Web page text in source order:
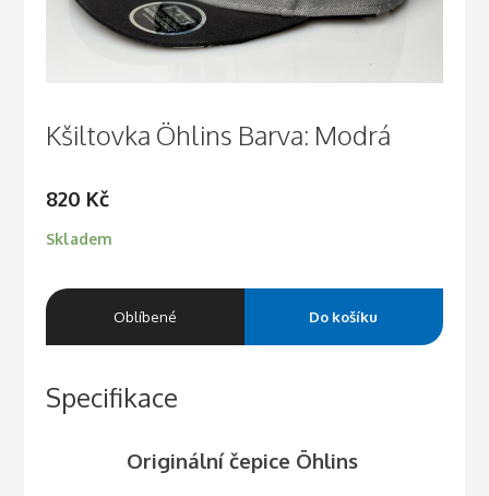
Kšiltovka Öhlins Barva: Modrá
820 Kč
Skladem
Oblíbené Do košíku
Specifikace
Originální čepice Öhlins